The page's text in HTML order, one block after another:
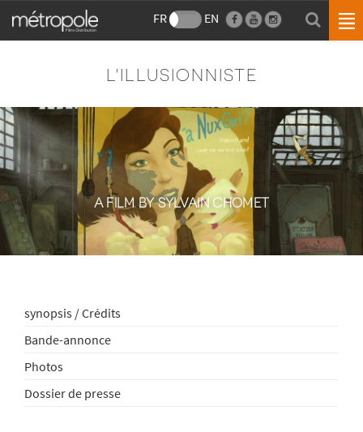
FR EN
L'ILLUSIONNISTE
A FILM BY SYLVAIN CHOMET
synopsis / Crédits
Bande-annonce
Photos
Dossier de presse